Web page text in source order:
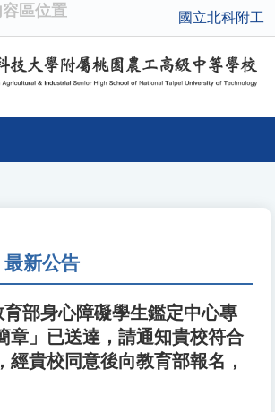
區位置 國立北科附工
新公告
育部身心障礙學生鑑定中心專
章」已送達，請通知貴校符合
經貴校同意後向教育部報名，